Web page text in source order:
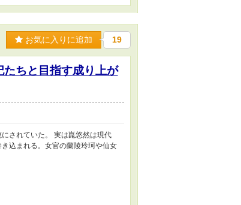
お気に入りに追加 19
たちと目指す成り上が
されていた。 実は崑悠然は現代
込まれる。女官の蘭陵玲珂や仙女